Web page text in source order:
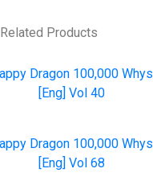
Related Products
Dragon 100,000 Whys
[Eng] Vol 40
Dragon 100,000 Whys
[Eng] Vol 68